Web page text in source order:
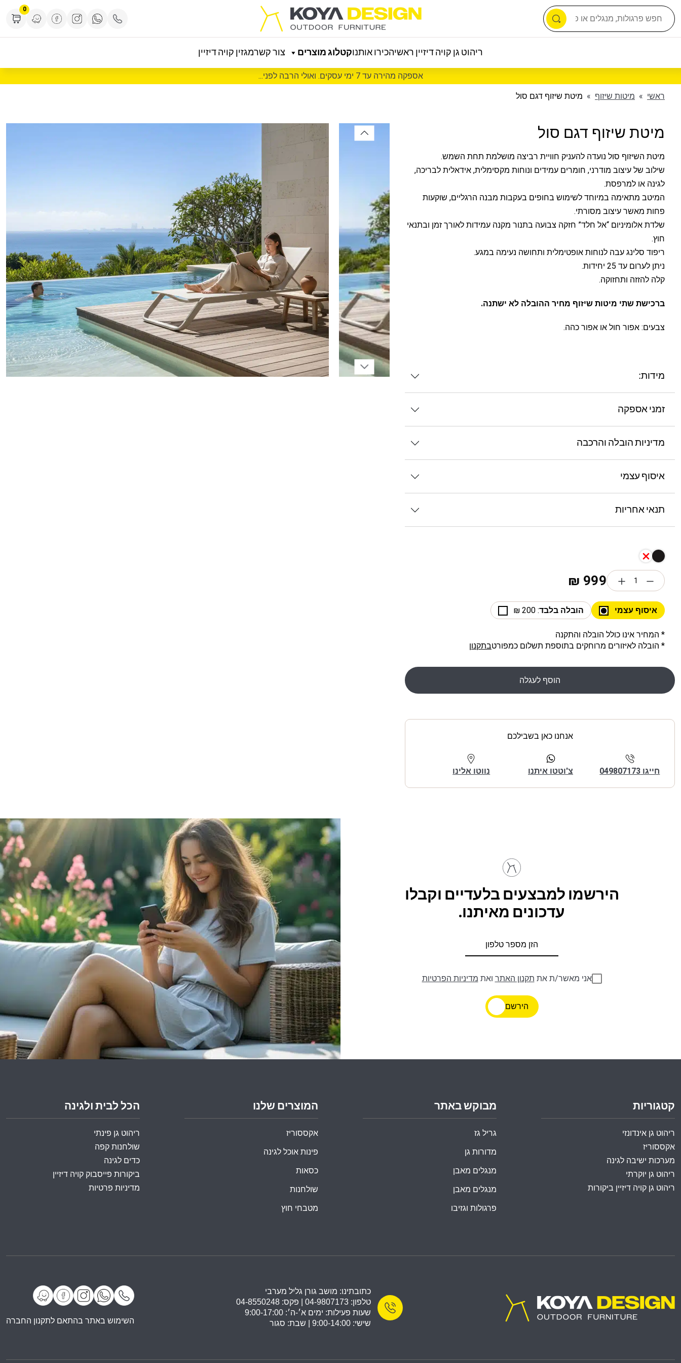
0
ריהוט גן קויה דיזיין ראשיהכירו אותנוקטלוג מוצרים צור קשרמגזין קויה דיזיין
אספקה מהירה עד 7 ימי עסקים. ואולי הרבה לפני...
ראשי » מיטות שיזוף » מיטת שיזוף דגם סול
מיטת שיזוף דגם סול
מיטת השיזוף סול נועדה להעניק חוויית רביצה מושלמת תחת השמש.
שילוב של עיצוב מודרני, חומרים עמידים ונוחות מקסימלית, אידאלית לבריכה,
לגינה או למרפסת.
המיטב מתאימה במיוחד לשימוש בחופים בעקבות מבנה הרגליים, שוקעות
פחות מאשר עיצוב מסורתי.
שלדת אלומיניום “אל חלד” חזקה צבועה בתנור מקנה עמידות לאורך זמן ובתנאי
חוץ.
ריפוד סלינג עבה לנוחות אופטימלית ותחושה נעימה במגע.
ניתן לערום עד 25 יחידות.
קלה להזזה ותחזוקה.
ברכישת שתי מיטות שיזוף מחיר ההובלה לא ישתנה.
צבעים: אפור חול או אפור כהה.
מידות:
זמני אספקה
מדיניות הובלה והרכבה
איסוף עצמי
תנאי אחריות
₪ 999
איסוף עצמי הובלה בלבד: 200 ₪
* המחיר אינו כולל הובלה והתקנה
* הובלה לאיזורים מרוחקים בתוספת תשלום כמפורטבתקנון
הוסף לעגלה
אנחנו כאן בשבילכם
חייגו 049807173 צ'וטטו איתנו נווטו אלינו
הירשמו למבצעים בלעדיים וקבלו
עדכונים מאיתנו.
אני מאשר/ת את תקנון האתר ואת מדיניות הפרטיות
הירשם
הכל לבית ולגינה
ריהוט גן פינתי
שולחנות קפה
כדים לגינה
ביקורות פייסבוק קויה דיזיין
מדיניות פרטיות
המוצרים שלנו
אקססוריז
פינות אוכל לגינה
כסאות
שולחנות
מטבחי חוץ
מבוקש באתר
גריל גז
מדורות גן
מנגלים מאבן
מנגלים מאבן
פרגולות וגזיבו
קטגוריות
ריהוט גן אינדונזי
אקססוריז
מערכות ישיבה לגינה
ריהוט גן יוקרתי
ריהוט גן קויה דיזיין ביקורות
כתובתינו: מושב גורן גליל מערבי
טלפון: 04-9807173 | פקס: 04-8550248
שעות פעילות: ימים א׳-ה׳: 9:00-17:00
שישי: 9:00-14:00 | שבת: סגור
השימוש באתר בהתאם לתקנון החברה